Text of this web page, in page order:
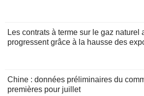
Les contrats à terme sur le gaz naturel
progressent grâce à la hausse des
Chine : données préliminaires du
premières pour juillet